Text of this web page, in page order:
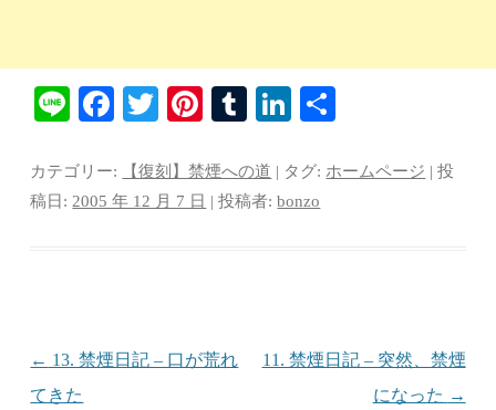
Li Fa
bo
ok
T
tte
r
Pi
er
es
T
m
bl
Li
ed
In
カテゴリー: 【復刻】禁煙への道 | タグ: ホームページ | 投
稿日: 2005 年 12 月 7 日 |投稿者:bonzo
投稿ナビゲーション
← 13. 禁煙日記 – 口が荒れ
てきた
11. 禁煙日記 – 突然、禁煙
になった →